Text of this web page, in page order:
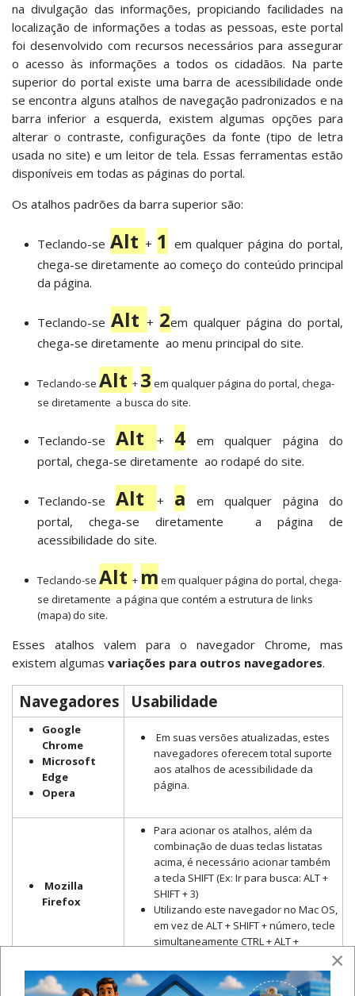
na divulgação das informações, propiciando facilidades na
localização de informações a todas as pessoas, este portal
foi desenvolvido com recursos necessários para assegurar
o acesso às informações a todos os cidadãos. Na parte
superior do portal existe uma barra de acessibilidade onde
se encontra alguns atalhos de navegação padronizados e na
barra inferior a esquerda, existem algumas opções para
alterar o contraste, configurações da fonte (tipo de letra
usada no site) e um leitor de tela. Essas ferramentas estão
disponíveis em todas as páginas do portal.
Os atalhos padrões da barra superior são:
Teclando-se Alt + 1 em qualquer página do portal,
chega-se diretamente ao começo do conteúdo principal
da página.
Teclando-se Alt + 2em qualquer página do portal,
chega-se diretamente ao menu principal do site.
Teclando-se Alt + 3 em qualquer página do portal, chega-
se diretamente a busca do site.
Teclando-seAlt + 4 em qualquer página do
portal, chega-se diretamente ao rodapé do site.
Teclando-seAlt + a em qualquer página do
portal, chega-se diretamente a página de
acessibilidade do site.
Teclando-se Alt + m em qualquer página do portal, chega-
se diretamente a página que contém a estrutura de links
(mapa) do site.
Esses atalhos valem para o navegador Chrome, mas
existem algumas variações para outros navegadores.
Navegadores Usabilidade
Google
Chrome
Microsoft
Edge
Opera
Em suas versões atualizadas, estes
navegadores oferecem total suporte
aos atalhos de acessibilidade da
página.
Mozilla
Firefox
Para acionar os atalhos, além da
combinação de duas teclas listatas
acima, é necessário acionar também
a tecla SHIFT (Ex: Ir para busca: ALT +
SHIFT + 3)
Utilizando este navegador no Mac OS,
em vez de ALT + SHIFT + número, tecle
simultaneamente CTRL + ALT +
×